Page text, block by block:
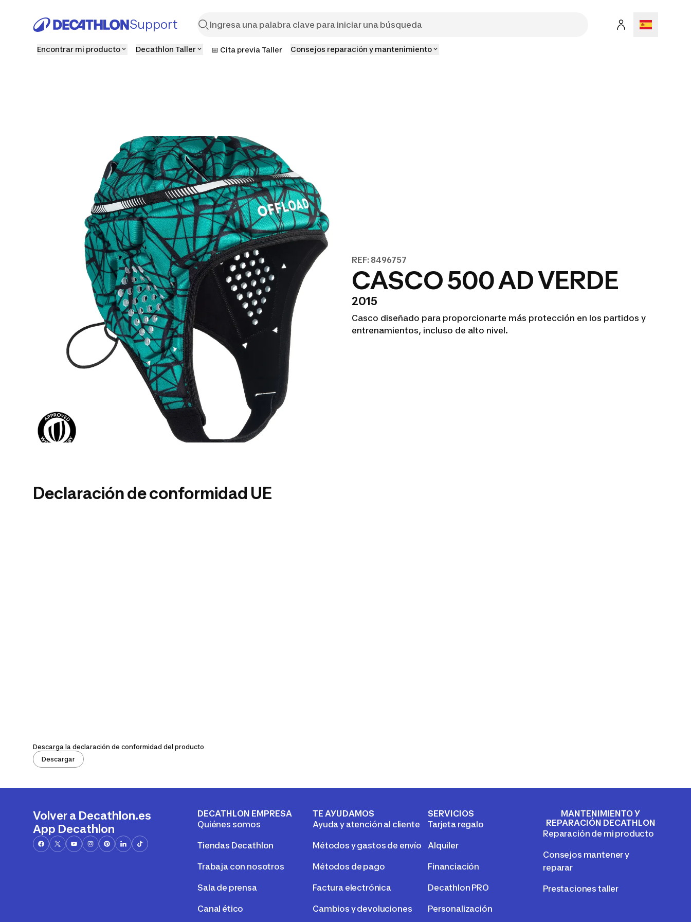
Support
Encontrar mi producto Decathlon Taller 📅 Cita previa Taller Consejos reparación y mantenimiento
REF: 8496757
CASCO 500 AD VERDE
2015
Casco diseñado para proporcionarte más protección en los partidos y
entrenamientos, incluso de alto nivel.
Declaración de conformidad UE
Descarga la declaración de conformidad del producto
Descargar
Volver a Decathlon.es
App Decathlon
DECATHLON EMPRESA
Quiénes somos
Tiendas Decathlon
Trabaja con nosotros
Sala de prensa
Canal ético
TE AYUDAMOS
Ayuda y atención al cliente
Métodos y gastos de envío
Métodos de pago
Factura electrónica
Cambios y devoluciones
SERVICIOS
Tarjeta regalo
Alquiler
Financiación
Decathlon PRO
Personalización
MANTENIMIENTO Y
REPARACIÓN DECATHLON
Reparación de mi producto
Consejos mantener y
reparar
Prestaciones taller